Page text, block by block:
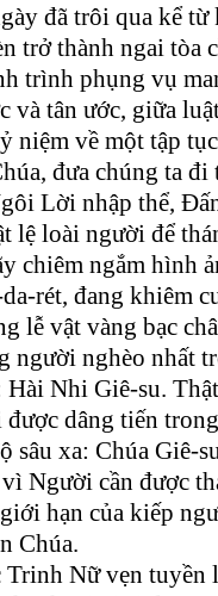
đã trôi qua kể từ
trở thành ngai
trình phụng vụ
và tân ước, giữa
niệm về một tập
đưa chúng ta
Lời nhập thể,
lệ loài người để
chiêm ngắm hình
rét, đang khiêm
lễ vật vàng bạc
người nghèo nhất
Nhi Giê-su.
dâng tiến
sâu xa: Chúa Giê-
Người cần được
hạn của kiếp
Chúa.
Nữ vẹn tuyền